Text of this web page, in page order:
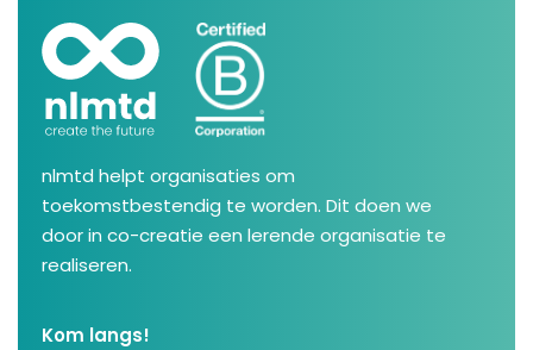
nlmtd helpt organisaties om
toekomstbestendig te worden. Dit doen we
door in co-creatie een lerende organisatie te
realiseren.
Kom langs!